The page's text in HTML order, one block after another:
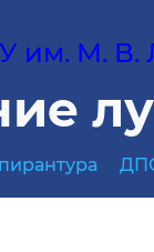
им. М. В.